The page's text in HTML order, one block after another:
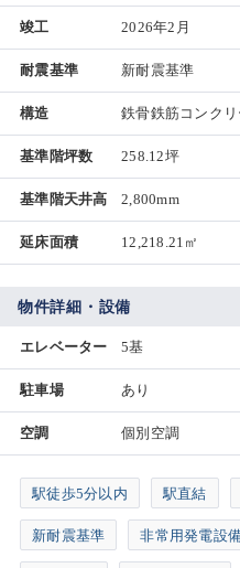
竣工 2026年2月
耐震基準 新耐震基準
構造 鉄骨鉄筋コンク
基準階坪数 258.12坪
基準階天井高 2,800mm
延床面積 12,218.21㎡
物件詳細・設備
エレベーター 5基
駐車場 あり
空調 個別空調
駅徒歩5分以内 駅直結
新耐震基準 非常用発電設